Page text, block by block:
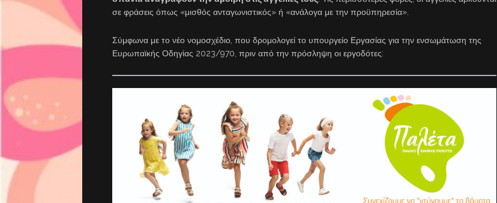
σε φράσεις όπως «μισθός ανταγωνιστικός» ή «ανάλογα με την προϋπηρεσία».
Σύμφωνα με το νέο νομοσχέδιο, που δρομολογεί το υπουργείο Εργασίας για την ενσωμάτωση της
Ευρωπαϊκής Οδηγίας 2023/970, πριν από την πρόσληψη οι εργοδότες: